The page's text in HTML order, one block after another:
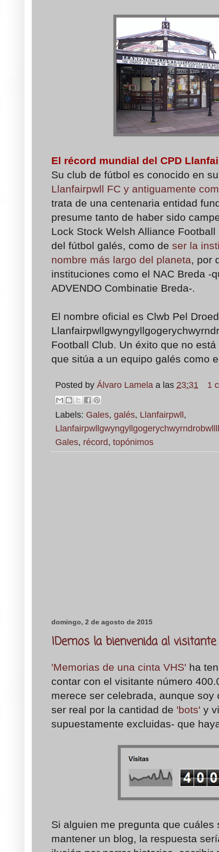
El récord mundial del CPD
Su club de fútbol es conocido en
Llanfairpwll FC y antiguamente
trata de una centenaria entidad
presume tanto de haber sido
Lock Stock Welsh Alliance
del fútbol galés, como de ser la
nombre más largo del planeta, por
instituciones como el NAC Breda -
ADVENDO Combinatie Breda-.
El nombre oficial es Clwb Pel Droed
Football Club. Un éxito que no
que sitúa a un equipo galés
Posted by Álvaro Lamela a las 23:31 1
Labels: Gales, galés, Llanfairpwll ,
Gales, récord, topónimos
domingo, 2 de agosto de 2015
¡Demos la bienvenida al
'Memorias de una cinta VHS' ha
contar con el visitante número
merece ser celebrada, aunque
ser real por la cantidad de 'bots' y
supuestamente excluidas- que
Si alguien me pregunta que cuáles
mantener un blog, la respuesta